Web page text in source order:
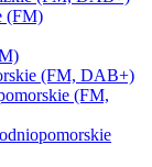
(FM)
(FM, DAB+)
(FM,